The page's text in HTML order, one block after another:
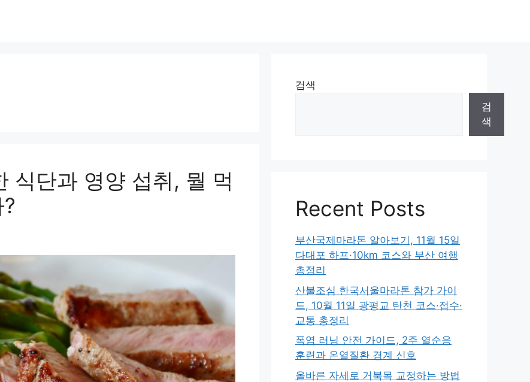
식단과 영양 섭취, 뭘 먹
검색
검
색
Recent Posts
부산국제마라톤 알아보기, 11월 15일
다대포 하프·10km 코스와 부산 여행
총정리
산불조심 한국서울마라톤 참가 가이
드, 10월 11일 광평교 탄천 코스·접수·
교통 총정리
폭염 러닝 안전 가이드, 2주 열순응
훈련과 온열질환 경계 신호
올바른 자세로 거북목 교정하는 방법